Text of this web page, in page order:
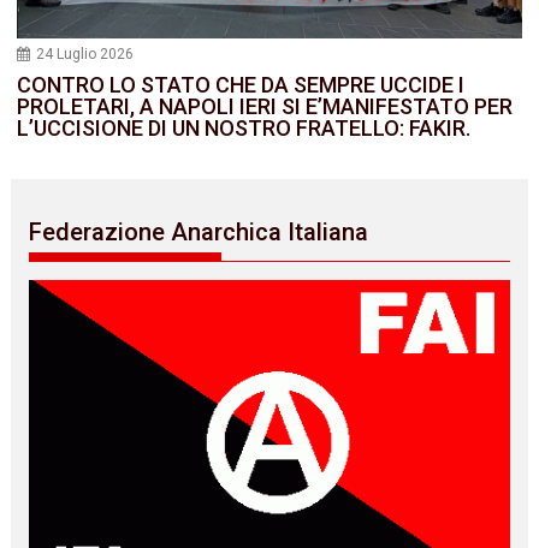
24 Luglio 2026
CONTRO LO STATO CHE DA SEMPRE UCCIDE I
PROLETARI, A NAPOLI IERI SI E’MANIFESTATO PER
L’UCCISIONE DI UN NOSTRO FRATELLO: FAKIR.
Federazione Anarchica Italiana